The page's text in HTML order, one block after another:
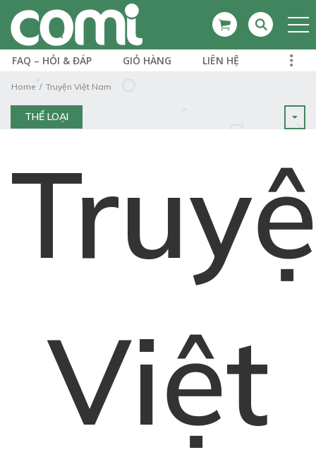
FAQ – HỎI & ĐÁP GIỎ HÀNG LIÊN HỆ
Home Truyện Việt Nam
THỂ LOẠI
Việt